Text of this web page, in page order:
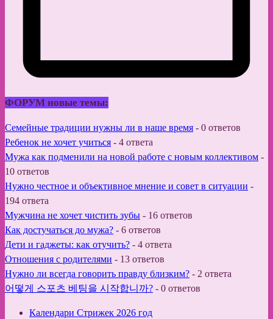
ФОРУМ новые темы:
Семейные традиции нужны ли в наше время - 0 ответов
Ребенок не хочет учиться - 4 ответа
Мужа как подменили на новой работе с новым коллективом -
10 ответов
Нужно честное и объективное мнение и совет в ситуации -
194 ответа
Мужчина не хочет чистить зубы - 16 ответов
Как достучаться до мужа? - 6 ответов
Дети и гаджеты: как отучить? - 4 ответа
Отношения с родителями - 13 ответов
Нужно ли всегда говорить правду близким? - 2 ответа
어떻게 스포츠 베팅을 시작합니까? - 0 ответов
Календари Стрижек 2026 год